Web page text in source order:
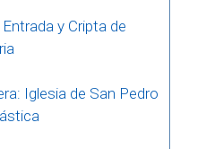
y Cripta de
Iglesia de San Pedro